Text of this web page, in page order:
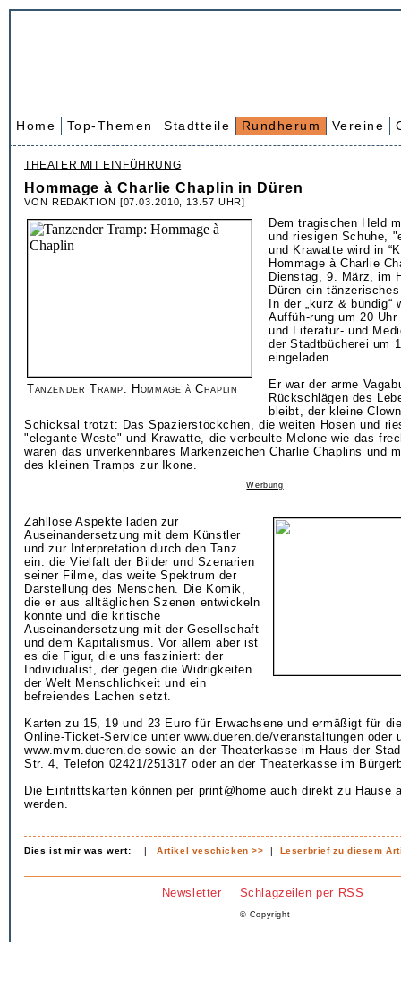
Home Top-Themen Stadtteile Rundherum Vereine
THEATER MIT EINFÜHRUNG
Hommage à Charlie Chaplin in Düren
VON REDAKTION [07.03.2010, 13.57 UHR]
Tanzender Tramp: Hommage à Chaplin
Dem tragischen Held
und riesigen Schuhe,
und Krawatte wird in
Hommage à Charlie
Dienstag, 9. März, im
Düren ein
In der „kurz & bündig“
Auffüh-rung um 20
und Literatur- und
der Stadtbücherei um
eingeladen.
Er war der arme
Rückschlägen des
bleibt, der kleine
Schicksal trotzt: Das Spazierstöckchen, die weiten Hosen und
"elegante Weste" und Krawatte, die verbeulte Melone wie das
waren das unverkennbares Markenzeichen Charlie Chaplins und
des kleinen Tramps zur Ikone.
Werbung
Zahllose Aspekte laden zur
Auseinandersetzung mit dem Künstler
und zur Interpretation durch den Tanz
ein: die Vielfalt der Bilder und Szenarien
seiner Filme, das weite Spektrum der
Darstellung des Menschen. Die Komik,
die er aus alltäglichen Szenen entwickeln
konnte und die kritische
Auseinandersetzung mit der Gesellschaft
und dem Kapitalismus. Vor allem aber ist
es die Figur, die uns fasziniert: der
Individualist, der gegen die Widrigkeiten
der Welt Menschlichkeit und ein
befreiendes Lachen setzt.
Karten zu 15, 19 und 23 Euro für Erwachsene und ermäßigt für
Online-Ticket-Service unter www.dueren.de/veranstaltungen oder
www.mvm.dueren.de sowie an der Theaterkasse im Haus der
Str. 4, Telefon 02421/251317 oder an der Theaterkasse im
Die Eintrittskarten können per print@home auch direkt zu Hause
werden.
Dies ist mir was wert: |Artikel veschicken >> | Leserbrief zu diesem
Newsletter Schlagzeilen per RSS
© Copyright